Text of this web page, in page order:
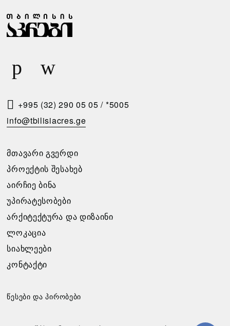
Ზ
Ა
Ი
Ს
Ო
Თ
Ო
Ვ
Ნ
Ა
გთხოვთ
შეავსოთ
განაცხადი,
ჩვენ
უახლოეს
+995 (32) 290 05 05 / *5005
info@tbilisiacres.ge
ᲛᲗᲐᲕᲐᲠᲘ ᲒᲕᲔᲠᲓᲘ
ᲞᲠᲝᲔᲥᲢᲘᲡ ᲨᲔᲡᲐᲮᲔᲑ
ᲐᲘᲠᲩᲘᲔ ᲑᲘᲜᲐ
ᲣᲞᲘᲠᲐᲢᲔᲡᲝᲑᲔᲑᲘ
ᲐᲠᲥᲘᲢᲔᲥᲢᲣᲠᲐ ᲓᲐ ᲓᲘᲖᲐᲘᲜᲘ
ᲚᲝᲙᲐᲪᲘᲐ
ᲡᲘᲐᲮᲚᲔᲔᲑᲘ
ᲙᲝᲜᲢᲐᲥᲢᲘ
წესები და პირობები